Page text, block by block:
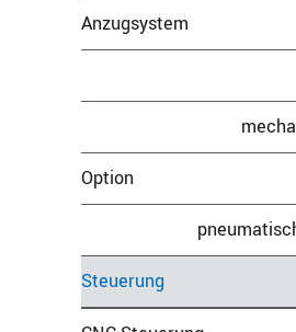
Anzugsystem
Option
Steuerung